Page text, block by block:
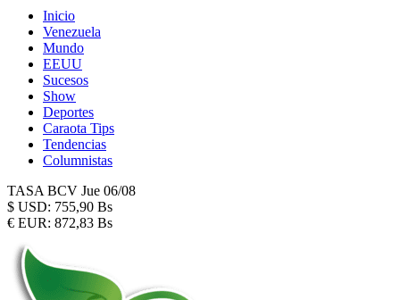
Inicio
Venezuela
Mundo
EEUU
Sucesos
Show
Deportes
Caraota Tips
Tendencias
Columnistas
TASA BCV Jue 06/08
$ USD: 755,90 Bs
€ EUR: 872,83 Bs